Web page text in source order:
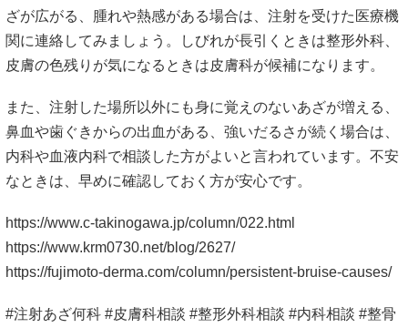
ざが広がる、腫れや熱感がある場合は、注射を受けた医療機
関に連絡してみましょう。しびれが長引くときは整形外科、
皮膚の色残りが気になるときは皮膚科が候補になります。
また、注射した場所以外にも身に覚えのないあざが増える、
鼻血や歯ぐきからの出血がある、強いだるさが続く場合は、
内科や血液内科で相談した方がよいと言われています。不安
なときは、早めに確認しておく方が安心です。
https://www.c-takinogawa.jp/column/022.html
https://www.krm0730.net/blog/2627/
https://fujimoto-derma.com/column/persistent-bruise-causes/
#注射あざ何科 #皮膚科相談 #整形外科相談 #内科相談 #整骨